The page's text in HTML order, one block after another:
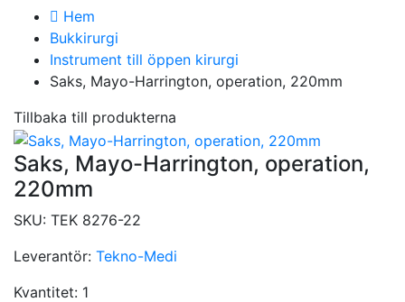
Hem
Bukkirurgi
Instrument till öppen kirurgi
Saks, Mayo-Harrington, operation, 220mm
Tillbaka till produkterna
Saks, Mayo-Harrington, operation,
220mm
SKU: TEK 8276-22
Leverantör: Tekno-Medi
Kvantitet: 1